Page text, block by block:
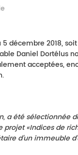
décembre 2018, soit
Daniel Dortélus
acceptées,
a été sélectionnée
«Indices de
d’un immeuble